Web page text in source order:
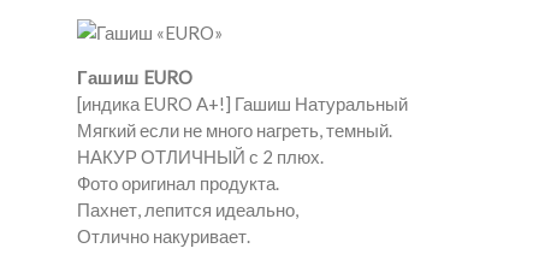
Гашиш EURO
[индика EURO A+!] Гашиш Натуральный
Мягкий если не много нагреть, темный.
НАКУР ОТЛИЧНЫЙ с 2 плюх.
Фото оригинал продукта.
Пахнет, лепится идеально,
Отлично накуривает.